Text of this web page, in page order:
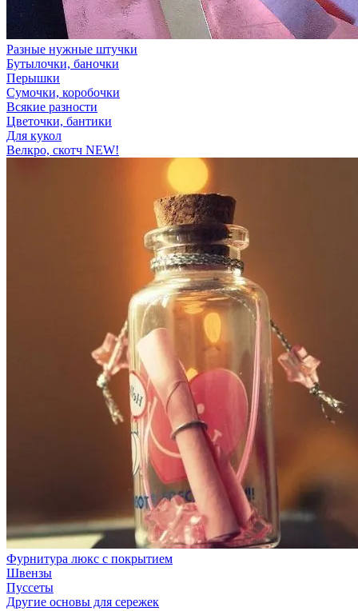
Разные нужные штучки
Бутылочки, баночки
Перышки
Сумочки, коробочки
Всякие разности
Цветочки, бантики
Для кукол
Велкро, скотч NEW!
Фурнитура люкс с покрытием
Швензы
Пуссеты
Другие основы для сережек